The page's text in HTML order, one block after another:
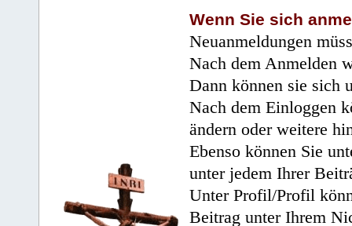
Wenn Sie sich
Neuanmeldungen
Nach dem Anmelden
Dann können sie sich
Nach dem Einloggen
ändern oder weitere
Ebenso können Sie
unter jedem Ihrer
Unter Profil/Profil
Beitrag unter Ihrem